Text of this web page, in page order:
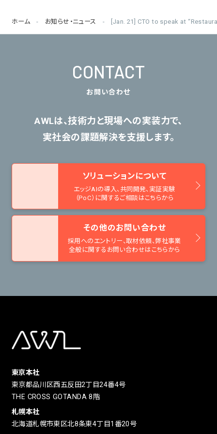
ホーム お知らせ・ニュース [Jan. 21] CTO to speak at
CONTACT
お問い合わせ
AWLは、技術力と現場への実装力で、
実社会の課題解決を支援します。
ソリューションについて
エッジAIの導入、共同開発、 実証実験
（PoC）に関するご相談はこちらから
その他のお問い合わせ
採用へのエントリー、取材依頼、弊社事業
全般に関するお問い合わせはこちらから
東京本社
東京都品川区西五反田2丁目24番4号
THE CROSS GOTANDA 8階
札幌本社
北海道札幌市東区北8条東4丁目1番20号